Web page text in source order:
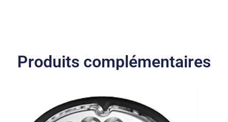
Produits complémentaires